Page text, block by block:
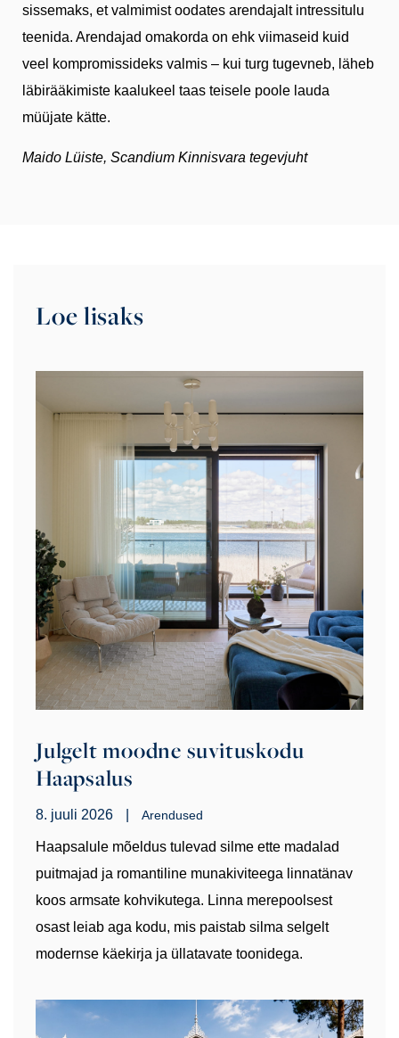
sissemaks, et valmimist oodates arendajalt intressitulu
teenida. Arendajad omakorda on ehk viimaseid kuid
veel kompromissideks valmis – kui turg tugevneb, läheb
läbirääkimiste kaalukeel taas teisele poole lauda
müüjate kätte.
Maido Lüiste, Scandium Kinnisvara tegevjuht
Loe lisaks
Julgelt moodne suvituskodu
Haapsalus
8. juuli 2026 Arendused
Haapsalule mõeldus tulevad silme ette madalad
puitmajad ja romantiline munakiviteega linnatänav
koos armsate kohvikutega. Linna merepoolsest
osast leiab aga kodu, mis paistab silma selgelt
modernse käekirja ja üllatavate toonidega.